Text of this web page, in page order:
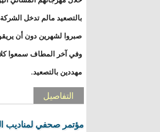
بالتصعيد مالم تدخل
صبروا لشهرين دون أن
وفي آخر المطاف سمعوا
مهددين بالتصعيد.
التفاصيل
مؤتمر صحفي لمناديب